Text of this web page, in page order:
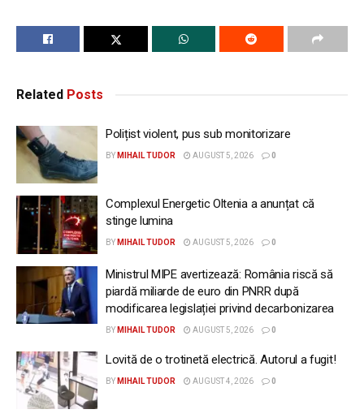
Related Posts
Polițist violent, pus sub monitorizare
BY MIHAIL TUDOR AUGUST 5, 2026 0
Complexul Energetic Oltenia a anunțat că
stinge lumina
BY MIHAIL TUDOR AUGUST 5, 2026 0
Ministrul MIPE avertizează: România riscă să
piardă miliarde de euro din PNRR după
modificarea legislației privind decarbonizarea
BY MIHAIL TUDOR AUGUST 5, 2026 0
Lovită de o trotinetă electrică. Autorul a fugit!
BY MIHAIL TUDOR AUGUST 4, 2026 0